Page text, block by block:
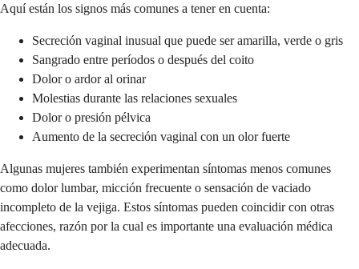
Aquí están los signos más comunes a tener en cuenta:
Secreción vaginal inusual que puede ser amarilla, verde o gris
Sangrado entre períodos o después del coito
Dolor o ardor al orinar
Molestias durante las relaciones sexuales
Dolor o presión pélvica
Aumento de la secreción vaginal con un olor fuerte
Algunas mujeres también experimentan síntomas menos comunes
como dolor lumbar, micción frecuente o sensación de vaciado
incompleto de la vejiga. Estos síntomas pueden coincidir con otras
afecciones, razón por la cual es importante una evaluación médica
adecuada.